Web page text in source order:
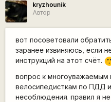
kryzhounik
Автор
вот посоветовали
заранее извиняюсь, если
инструкций на этот счёт.
вопрос к многоуважаемым
велосипедисткам по ПДД
несоблюдения. правил я